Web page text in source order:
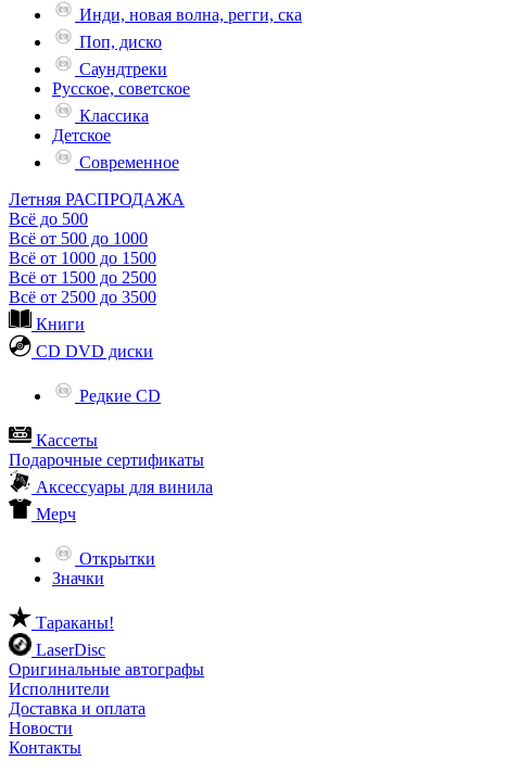
Инди, новая волна, регги, ска
Поп, диско
Саундтреки
Русское, советское
Классика
Детское
Современное
Летняя РАСПРОДАЖА
Всё до 500
Всё от 500 до 1000
Всё от 1000 до 1500
Всё от 1500 до 2500
Всё от 2500 до 3500
Книги
CD DVD диски
Редкие CD
Кассеты
Подарочные сертификаты
Аксессуары для винила
Мерч
Открытки
Значки
Тараканы!
LaserDisc
Оригинальные автографы
Исполнители
Доставка и оплата
Новости
Контакты